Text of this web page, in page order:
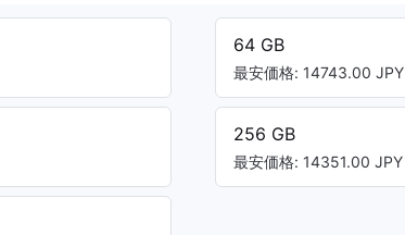
64 GB
最安価格: 14743.00 JPY
256 GB
最安価格: 14351.00 JPY